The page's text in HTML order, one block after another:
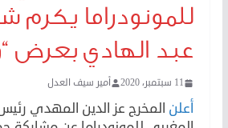
للمونودراما يكرم
عبد الهادي بعرض
11 سبتمبر، 2020 أمير سيف العدل
أعلن المخرج عز الدين المهدي